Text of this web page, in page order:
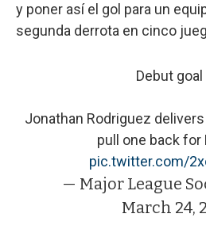
y poner así el gol para un
segunda derrota en cinco
Debut goal
Jonathan Rodriguez
pull one back for
pic.twitter.com/
— Major League
March 24,